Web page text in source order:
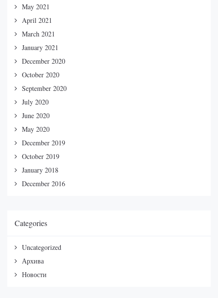
May 2021
April 2021
March 2021
January 2021
December 2020
October 2020
September 2020
July 2020
June 2020
May 2020
December 2019
October 2019
January 2018
December 2016
Categories
Uncategorized
Архива
Новости